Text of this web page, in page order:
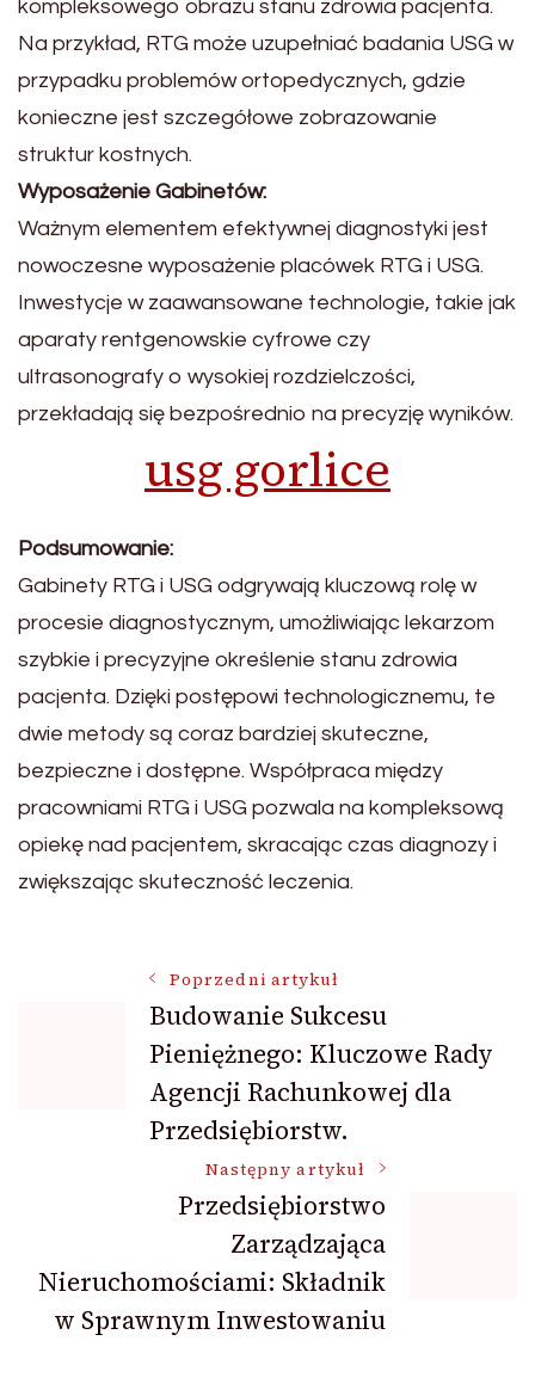
kompleksowego obrazu stanu zdrowia pacjenta.
Na przykład, RTG może uzupełniać badania USG w
przypadku problemów ortopedycznych, gdzie
konieczne jest szczegółowe zobrazowanie
struktur kostnych.
Wyposażenie Gabinetów:
Ważnym elementem efektywnej diagnostyki jest
nowoczesne wyposażenie placówek RTG i USG.
Inwestycje w zaawansowane technologie, takie jak
aparaty rentgenowskie cyfrowe czy
ultrasonografy o wysokiej rozdzielczości,
przekładają się bezpośrednio na precyzję wyników.
usg gorlice
Podsumowanie:
Gabinety RTG i USG odgrywają kluczową rolę w
procesie diagnostycznym, umożliwiając lekarzom
szybkie i precyzyjne określenie stanu zdrowia
pacjenta. Dzięki postępowi technologicznemu, te
dwie metody są coraz bardziej skuteczne,
bezpieczne i dostępne. Współpraca między
pracowniami RTG i USG pozwala na kompleksową
opiekę nad pacjentem, skracając czas diagnozy i
zwiększając skuteczność leczenia.
Nawigacja
wpisu
Poprzedni artykuł
Budowanie Sukcesu
Pieniężnego: Kluczowe Rady
Agencji Rachunkowej dla
Przedsiębiorstw.
Następny artykuł
Przedsiębiorstwo
Zarządzająca
Nieruchomościami: Składnik
w Sprawnym Inwestowaniu